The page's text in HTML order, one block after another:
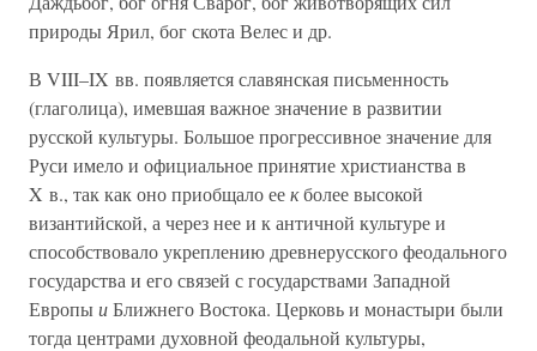
природы Ярил, бог скота Велес и др.
В VIII–IX вв. появляется славянская письменность
(глаголица), имевшая важное значение в развитии
русской культуры. Большое прогрессивное значение для
Руси имело и официальное принятие христианства в
X в., так как оно приобщало еекболее высокой
византийской, а через нее и к античной культуре и
способствовало укреплению древнерусского феодального
государства и его связей с государствами Западной
ЕвропыиБлижнего Востока. Церковь и монастыри были
тогда центрами духовной феодальной культуры,